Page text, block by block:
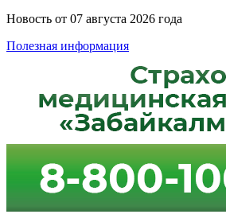
Новость от 07 августа 2026 года
Полезная информация